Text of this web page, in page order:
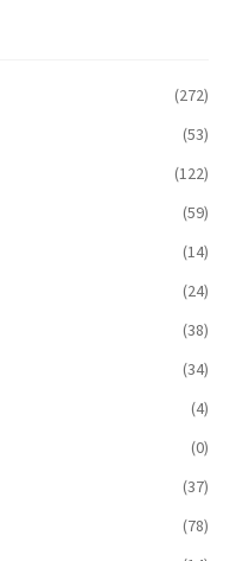
(272)
(53)
(122)
(59)
(14)
(24)
(38)
(34)
(4)
(0)
(37)
(78)